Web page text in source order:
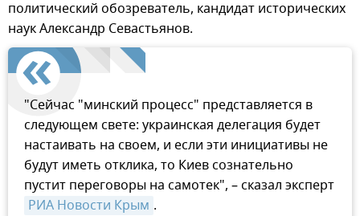
политический обозреватель, кандидат исторических
наук Александр Севастьянов.
"Сейчас "минский процесс" представляется в
следующем свете: украинская делегация будет
настаивать на своем, и если эти инициативы не
будут иметь отклика, то Киев сознательно
пустит переговоры на самотек", – сказал эксперт
РИА Новости Крым .